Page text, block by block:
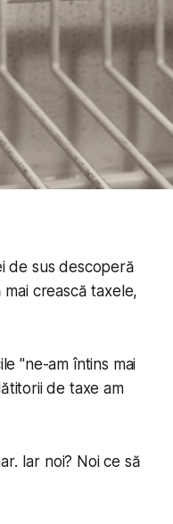
de sus descoperă
crească taxele,
"ne-am întins mai
de taxe am
Iar noi? Noi ce să